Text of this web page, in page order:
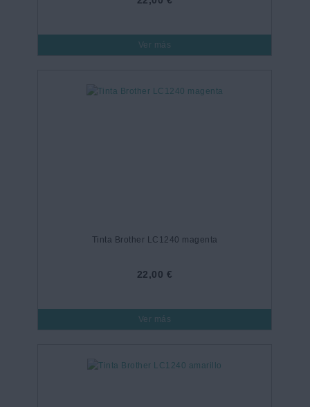
Ver más
Tinta Brother LC1240 magenta
22,00 €
Ver más